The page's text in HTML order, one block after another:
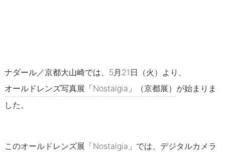
＜サポートスタッフ・田中いづみ＞
ナダール／京都大山崎では、5月21日（火）より、
オールドレンズ写真展「Nostalgia」（京都展） が始まりま
した。
このオールドレンズ展「Nostalgia」では、デジタルカメラ